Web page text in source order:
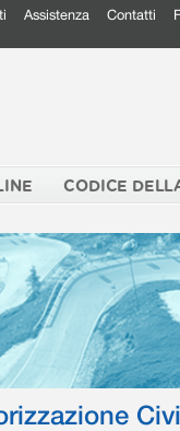
Assistenza Contatti
CODICE